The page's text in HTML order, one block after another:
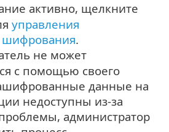
активно, щелкните
управления
шифрования.
не может
с помощью своего
данные на
недоступны из-за
администратор